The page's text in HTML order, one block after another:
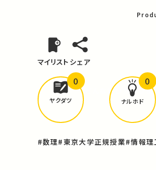
マイリスト シェア
どんな学びがありま
ヤクダツ
0
ナルホド
0
#数理#東京大学正規授業#情報理